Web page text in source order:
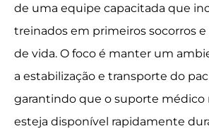
de uma equipe capacitada que
treinados em primeiros socorros
de vida. O foco é manter um
a estabilização e transporte do
garantindo que o suporte médico
esteja disponível rapidamente